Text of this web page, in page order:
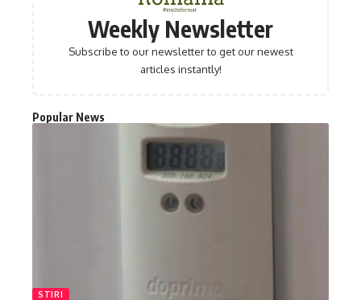
Weekly Newsletter
Subscribe to our newsletter to get our newest
articles instantly!
Popular News
STIRI